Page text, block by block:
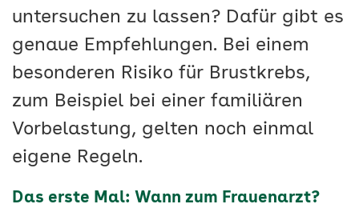
untersuchen zu lassen? Dafür gibt es
genaue Empfehlungen. Bei einem
besonderen Risiko für Brustkrebs,
zum Beispiel bei einer familiären
Vorbelastung, gelten noch einmal
eigene Regeln.
Das erste Mal: Wann zum Frauenarzt?